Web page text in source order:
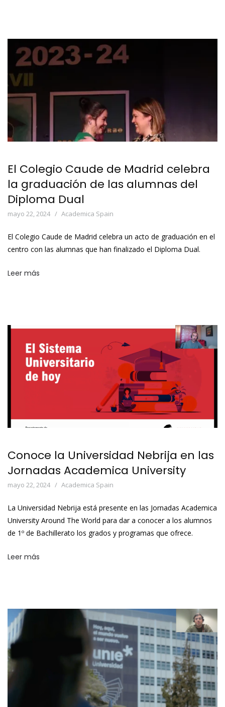
El Colegio Caude de Madrid celebra
la graduación de las alumnas del
Diploma Dual
mayo 22, 2024 Academica Spain
El Colegio Caude de Madrid celebra un acto de graduación en el
centro con las alumnas que han finalizado el Diploma Dual.
Leer más
Conoce la Universidad Nebrija en las
Jornadas Academica University
mayo 22, 2024 Academica Spain
La Universidad Nebrija está presente en las Jornadas Academica
University Around The World para dar a conocer a los alumnos
de 1º de Bachillerato los grados y programas que ofrece.
Leer más